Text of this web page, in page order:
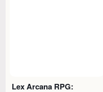
Lex Arcana RPG: